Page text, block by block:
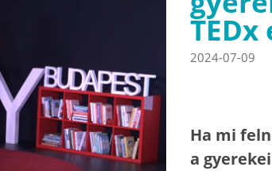
TEDx
2024-07-09
Ha mi
a